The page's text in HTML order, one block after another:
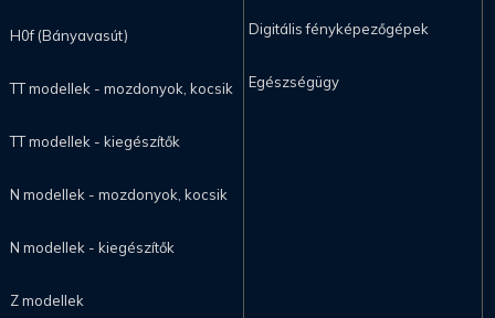
H0f (Bányavasút)
TT modellek - mozdonyok, kocsik
TT modellek - kiegészítők
N modellek - mozdonyok, kocsik
N modellek - kiegészítők
Z modellek
Digitális fényképezőgépek
Egészségügy